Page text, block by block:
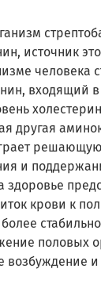
источник
человека
входящий в
другая
и
здоровье
крови к
половых
возбуждение